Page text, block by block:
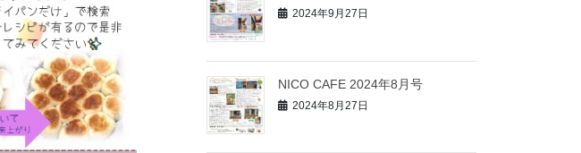
2024年9月27日
NICO CAFE 2024年8月号
2024年8月27日